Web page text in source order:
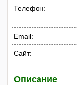
Телефон:
Email:
Сайт:
Описание